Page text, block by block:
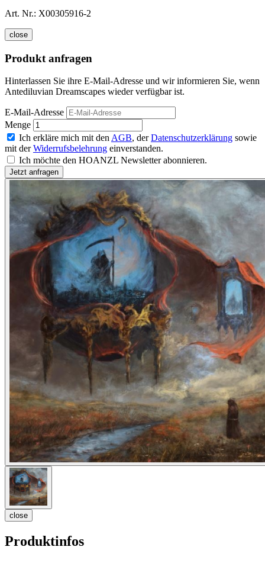
Art. Nr.: X00305916-2
close
Produkt anfragen
Hinterlassen Sie ihre E-Mail-Adresse und wir informieren Sie, wenn
Antediluvian Dreamscapes wieder verfügbar ist.
E-Mail-Adresse
Menge
Ich erkläre mich mit den AGB, derDatenschutzerklärung sowie
mit derWiderrufsbelehrung einverstanden.
Ich möchte den HOANZL Newsletter abonnieren.
close
Produktinfos